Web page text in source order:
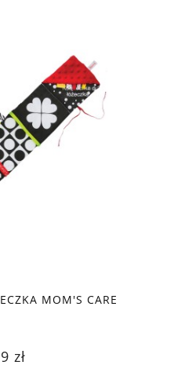
MOM'S CARE
zł